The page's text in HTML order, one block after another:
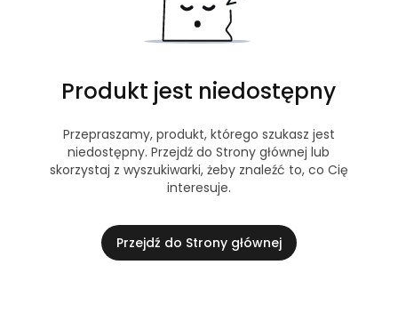
Produkt jest niedostępny
Przepraszamy, produkt, którego szukasz jest
niedostępny. Przejdź do Strony głównej lub
skorzystaj z wyszukiwarki, żeby znaleźć to, co Cię
interesuje.
Przejdź do Strony głównej